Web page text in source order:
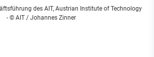
des AIT, Austrian Institute of Technology
- © AIT / Johannes Zinner